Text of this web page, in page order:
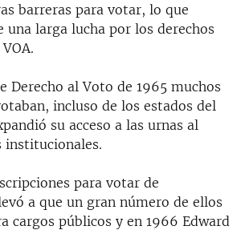
barreras para votar, lo que
una larga lucha por los derechos
Derecho al Voto de 1965 muchos
incluso de los estados del
su acceso a las urnas al
institucionales.
para votar de
a que un gran número de ellos
cargos públicos y en 1966 Edward